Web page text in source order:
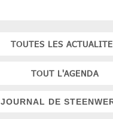
TOUTES LES
TOUT L'AGENDA
JOURNAL DE